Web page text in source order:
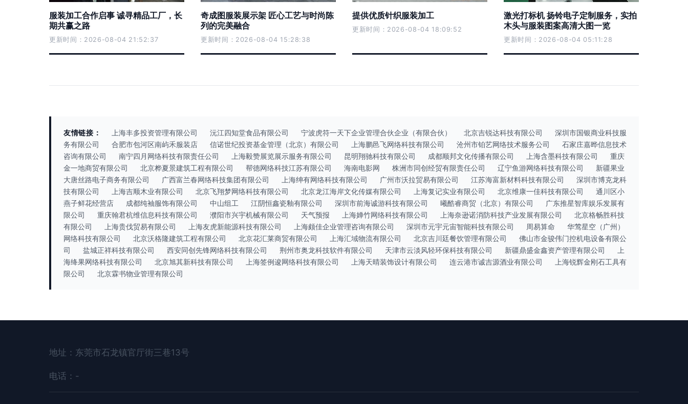
服装加工合作启事 诚寻精品工厂，长
期共赢之路
更新时间：2026-08-04 21:52:37
奇成图服装展示架 匠心工艺与时尚陈
列的完美融合
更新时间：2026-08-04 15:28:38
提供优质针织服装加工
更新时间：2026-08-04 18:09:52
激光打标机 扬铃电子定制服务，实拍
木头与服装图案高清大图一览
更新时间：2026-08-04 05:11:28
友情链接： 上海丰多投资管理有限公司 沅江四知堂食品有限公司 宁波虎符一天下企业管理合伙企业（有限合伙） 北京吉锐达科技有限公司
深圳市国银商业科技服
务有限公司
合肥市包河区南屿禾服装店 信诺世纪投资基金管理（北京）有限公司 上海鹏邑飞网络科技有限公司 沧州市铂艺网络技术服务公司
石家庄嘉晔信息技术
咨询有限公司
南宁四月网络科技有限责任公司 上海毅赞展览展示服务有限公司 昆明翔驰科技有限公司 成都顺邦文化传播有限公司 上海含墨科技有限公司
重庆
金一地商贸有限公司
北京桦夏景建筑工程有限公司 帮德网络科技江苏有限公司 海南电影网 株洲市同创经贸有限责任公司 辽宁鱼游网络科技有限公司
新疆果业
大唐丝路电子商务有限公司
广西富兰春网络科技集团有限公司 上海绅有网络科技有限公司 广州市沃拉贸易有限公司 江苏海富新材料科技有限公司
深圳市博克龙科
技有限公司
上海吉顺木业有限公司 北京飞翔梦网络科技有限公司 北京龙江海岸文化传媒有限公司 上海复记实业有限公司 北京维康一佳科技有限公司
通川区小
燕子鲜花经营店
成都纯袖服饰有限公司 中山组工 江阴恒鑫瓷釉有限公司 深圳市前海诚游科技有限公司 曦酷睿商贸（北京）有限公司
广东推星智库娱乐发展有
限公司
重庆翰君杭维信息科技有限公司 濮阳市兴宇机械有限公司 天气预报 上海婵竹网络科技有限公司 上海奈逊诺消防科技产业发展有限公司
北京格畅胜科技
有限公司
上海贵伐贸易有限公司 上海友虎新能源科技有限公司 上海颇佳企业管理咨询有限公司 深圳市元宇元宙智能科技有限公司 周易算命
华莺星空（广州）
网络科技有限公司
北京沃格隆建筑工程有限公司 北京花汇莱商贸有限公司 上海汇域物流有限公司 北京吉川廷餐饮管理有限公司
佛山市金骏伟门控机电设备有限公
司
盐城正祥科技有限公司 西安同创先锋网络科技有限公司 荆州市奥龙科技软件有限公司 天津市云淡风轻环保科技有限公司 新疆鼎盛金鑫资产管理有限公司
上
海绛果网络科技有限公司
北京旭其新科技有限公司 上海签例逡网络科技有限公司 上海天晴装饰设计有限公司 连云港市诚吉源酒业有限公司
上海锐辉金刚石工具有
限公司
北京霖书物业管理有限公司
地址：东莞市石龙镇官厅街三巷13号
电话：-